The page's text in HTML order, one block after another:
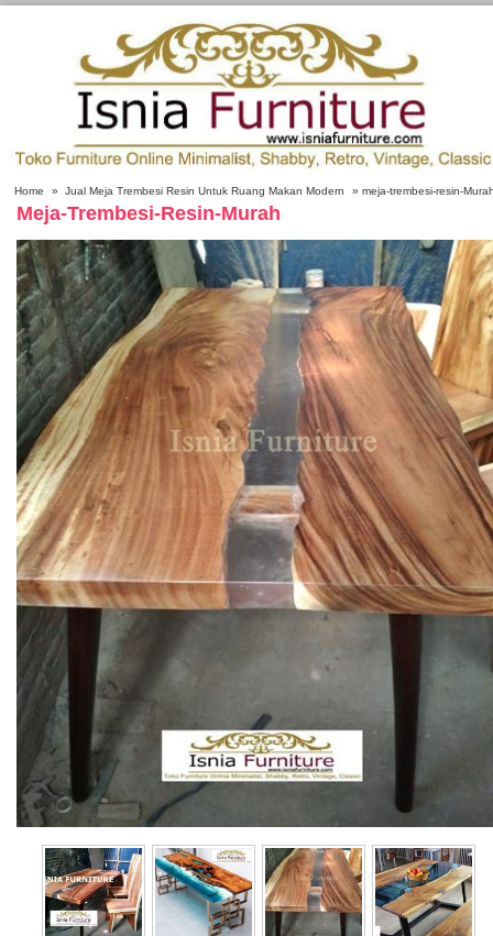
Home » Jual Meja Trembesi Resin Untuk Ruang Makan Modern » meja-trembesi-resin-
Meja-Trembesi-Resin-Murah